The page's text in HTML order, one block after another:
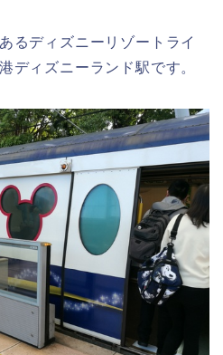
るディズニーリゾートライ
ディズニーランド駅です。